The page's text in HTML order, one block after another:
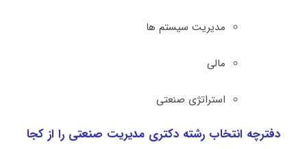
ﻣﺪﻳﺮﻳﺖ ﺳﻴﺴﺘﻢ ﻫﺎ
مالی
استراتژی صنعتی
دفترچه انتخاب رشته دکتری ﻣﺪﻳﺮﻳﺖ صنعتی را از کجا